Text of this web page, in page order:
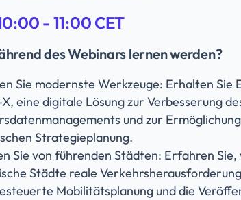
- 11:00 CET
des Webinars lernen werden?
Sie modernste Werkzeuge: Erhalten Sie
eine digitale Lösung zur Verbesserung
und zur
Strategieplanung.
Sie von führenden Städten: Erfahren Sie,
Städte reale
Mobilitätsplanung und die